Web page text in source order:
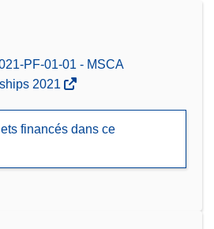
PF-01-01 - MSCA
2021
financés dans ce